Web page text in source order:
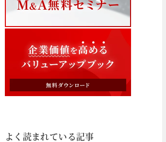
よく読まれている記事